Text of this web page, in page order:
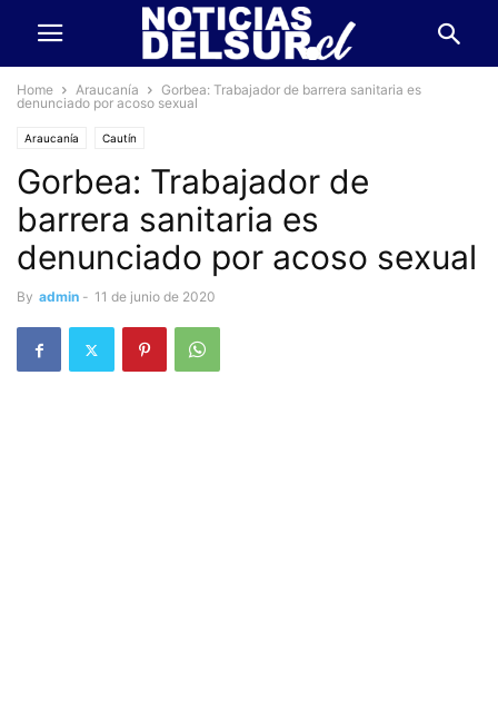
Home Araucanía
Gorbea: Trabajador de barrera sanitaria es
denunciado por acoso sexual
Araucanía Cautín
Gorbea: Trabajador de
barrera sanitaria es
denunciado por acoso sexual
By admin - 11 de junio de 2020